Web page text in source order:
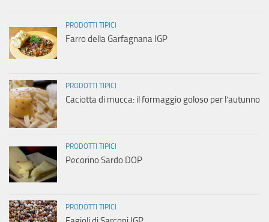
PRODOTTI TIPICI
Farro della Garfagnana IGP
PRODOTTI TIPICI
Caciotta di mucca: il formaggio goloso per l’autunno
PRODOTTI TIPICI
Pecorino Sardo DOP
PRODOTTI TIPICI